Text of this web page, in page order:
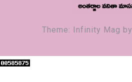
Theme: Infinity Mag by